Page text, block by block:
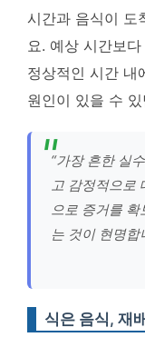
시간과 음식이 도
요. 예상 시간보
정상적인 시간 내
원인이 있을 수
“가장 흔한 실
고 감정적으로
으로 증거를 확
는 것이 현명합
식은 음식, 재